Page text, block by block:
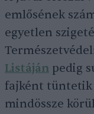
emlősének
egyetlen
Listáján pedig
fajként tüntetik
mindössze